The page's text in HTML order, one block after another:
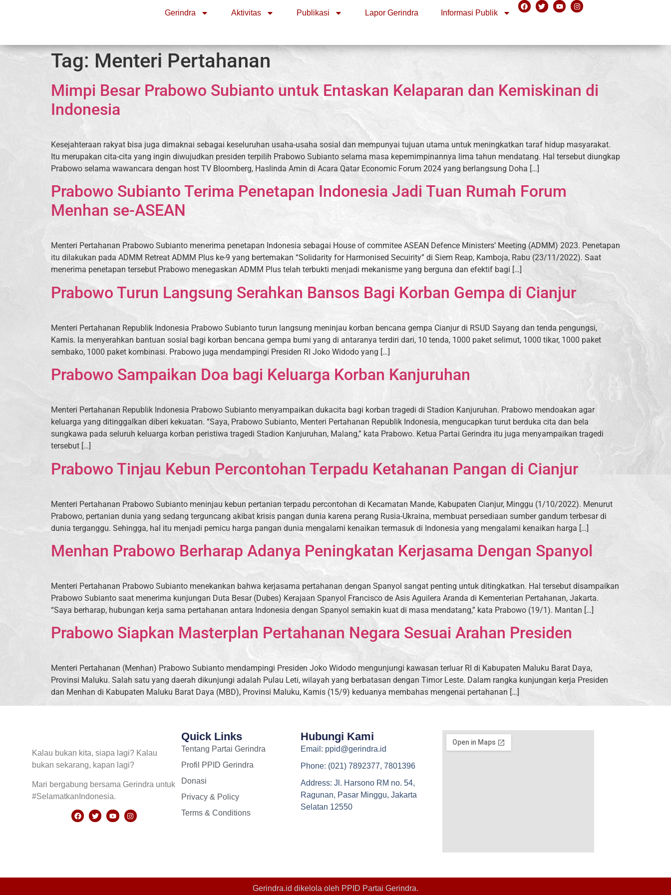
Gerindra Aktivitas Publikasi Lapor Gerindra Informasi Publik
Tag: Menteri Pertahanan
Mimpi Besar Prabowo Subianto untuk Entaskan Kelaparan dan Kemiskinan di
Indonesia
Kesejahteraan rakyat bisa juga dimaknai sebagai keseluruhan usaha-usaha sosial dan mempunyai tujuan utama untuk meningkatkan taraf hidup masyarakat.
Itu merupakan cita-cita yang ingin diwujudkan presiden terpilih Prabowo Subianto selama masa kepemimpinannya lima tahun mendatang. Hal tersebut diungkap
Prabowo selama wawancara dengan host TV Bloomberg, Haslinda Amin di Acara Qatar Economic Forum 2024 yang berlangsung Doha […]
Prabowo Subianto Terima Penetapan Indonesia Jadi Tuan Rumah Forum
Menhan se-ASEAN
Menteri Pertahanan Prabowo Subianto menerima penetapan Indonesia sebagai House of commitee ASEAN Defence Ministers’ Meeting (ADMM) 2023. Penetapan
itu dilakukan pada ADMM Retreat ADMM Plus ke-9 yang bertemakan “Solidarity for Harmonised Secuirity” di Siem Reap, Kamboja, Rabu (23/11/2022). Saat
menerima penetapan tersebut Prabowo menegaskan ADMM Plus telah terbukti menjadi mekanisme yang berguna dan efektif bagi […]
Prabowo Turun Langsung Serahkan Bansos Bagi Korban Gempa di Cianjur
Menteri Pertahanan Republik Indonesia Prabowo Subianto turun langsung meninjau korban bencana gempa Cianjur di RSUD Sayang dan tenda pengungsi,
Kamis. Ia menyerahkan bantuan sosial bagi korban bencana gempa bumi yang di antaranya terdiri dari, 10 tenda, 1000 paket selimut, 1000 tikar, 1000 paket
sembako, 1000 paket kombinasi. Prabowo juga mendampingi Presiden RI Joko Widodo yang […]
Prabowo Sampaikan Doa bagi Keluarga Korban Kanjuruhan
Menteri Pertahanan Republik Indonesia Prabowo Subianto menyampaikan dukacita bagi korban tragedi di Stadion Kanjuruhan. Prabowo mendoakan agar
keluarga yang ditinggalkan diberi kekuatan. “Saya, Prabowo Subianto, Menteri Pertahanan Republik Indonesia, mengucapkan turut berduka cita dan bela
sungkawa pada seluruh keluarga korban peristiwa tragedi Stadion Kanjuruhan, Malang,” kata Prabowo. Ketua Partai Gerindra itu juga menyampaikan tragedi
tersebut […]
Prabowo Tinjau Kebun Percontohan Terpadu Ketahanan Pangan di Cianjur
Menteri Pertahanan Prabowo Subianto meninjau kebun pertanian terpadu percontohan di Kecamatan Mande, Kabupaten Cianjur, Minggu (1/10/2022). Menurut
Prabowo, pertanian dunia yang sedang terguncang akibat krisis pangan dunia karena perang Rusia-Ukraina, membuat persediaan sumber gandum terbesar di
dunia terganggu. Sehingga, hal itu menjadi pemicu harga pangan dunia mengalami kenaikan termasuk di Indonesia yang mengalami kenaikan harga […]
Menhan Prabowo Berharap Adanya Peningkatan Kerjasama Dengan Spanyol
Menteri Pertahanan Prabowo Subianto menekankan bahwa kerjasama pertahanan dengan Spanyol sangat penting untuk ditingkatkan. Hal tersebut disampaikan
Prabowo Subianto saat menerima kunjungan Duta Besar (Dubes) Kerajaan Spanyol Francisco de Asis Aguilera Aranda di Kementerian Pertahanan, Jakarta.
“Saya berharap, hubungan kerja sama pertahanan antara Indonesia dengan Spanyol semakin kuat di masa mendatang,” kata Prabowo (19/1). Mantan […]
Prabowo Siapkan Masterplan Pertahanan Negara Sesuai Arahan Presiden
Menteri Pertahanan (Menhan) Prabowo Subianto mendampingi Presiden Joko Widodo mengunjungi kawasan terluar RI di Kabupaten Maluku Barat Daya,
Provinsi Maluku. Salah satu yang daerah dikunjungi adalah Pulau Leti, wilayah yang berbatasan dengan Timor Leste. Dalam rangka kunjungan kerja Presiden
dan Menhan di Kabupaten Maluku Barat Daya (MBD), Provinsi Maluku, Kamis (15/9) keduanya membahas mengenai pertahanan […]
Kalau bukan kita, siapa lagi? Kalau
bukan sekarang, kapan lagi?
Mari bergabung bersama Gerindra untuk
#SelamatkanIndonesia.
Quick Links
Tentang Partai Gerindra
Profil PPID Gerindra
Donasi
Privacy & Policy
Terms & Conditions
Hubungi Kami
Email: ppid@gerindra.id
Phone: (021) 7892377, 7801396
Address: Jl. Harsono RM no. 54,
Ragunan, Pasar Minggu, Jakarta
Selatan 12550
Gerindra.id dikelola oleh PPID Partai Gerindra.